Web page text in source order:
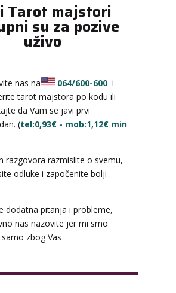
Tarot majstori
su za pozive
uživo
nas na 064/600-600 i
tarot majstora po kodu ili
da Vam se javi prvi
(tel:0,93€ - mob:1,12€ min
razgovora razmislite o svemu,
odluke i započenite bolji
dodatna pitanja i probleme,
nas nazovite jer mi smo
zbog Vas